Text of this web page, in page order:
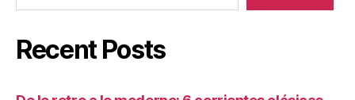
Recent Posts